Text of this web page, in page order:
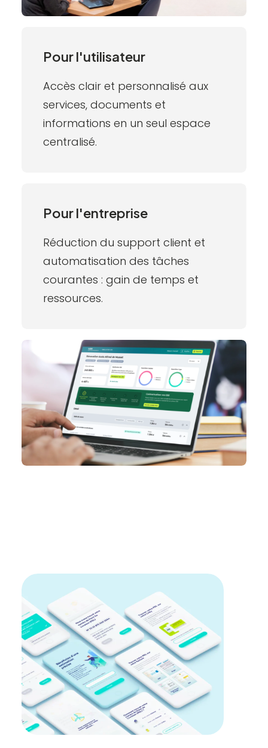
Pour l'utilisateur
Accès clair et personnalisé aux
services, documents et
informations en un seul espace
centralisé.
Pour l'entreprise
Réduction du support client et
automatisation des tâches
courantes : gain de temps et
ressources.